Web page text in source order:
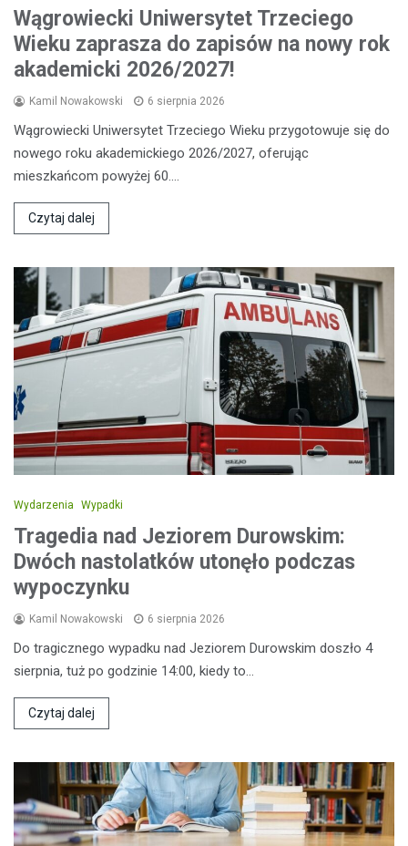
Wągrowiecki Uniwersytet Trzeciego
Wieku zaprasza do zapisów na nowy rok
akademicki 2026/2027!
Kamil Nowakowski 6 sierpnia 2026
Wągrowiecki Uniwersytet Trzeciego Wieku przygotowuje się do
nowego roku akademickiego 2026/2027, oferując
mieszkańcom powyżej 60.…
Czytaj dalej
Wydarzenia Wypadki
Tragedia nad Jeziorem Durowskim:
Dwóch nastolatków utonęło podczas
wypoczynku
Kamil Nowakowski 6 sierpnia 2026
Do tragicznego wypadku nad Jeziorem Durowskim doszło 4
sierpnia, tuż po godzinie 14:00, kiedy to…
Czytaj dalej